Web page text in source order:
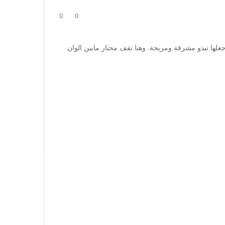
0
0
تبدو مشرقة ومريحة. وهنا تقف محتار مابين الوان